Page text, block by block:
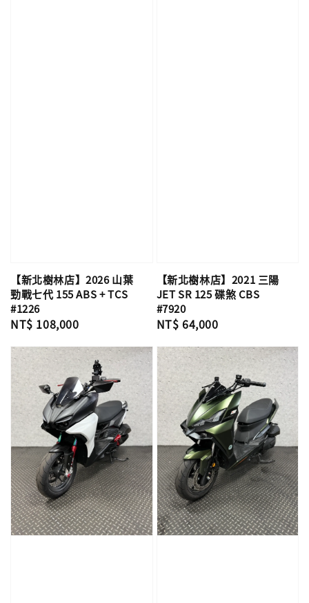
【新北樹林店】2026 山葉
勁戰七代 155 ABS + TCS
#1226
Regular
NT$ 108,000
【新北樹林店】2021 三陽
JET SR 125 碟煞 CBS
#7920
Regular
NT$ 64,000